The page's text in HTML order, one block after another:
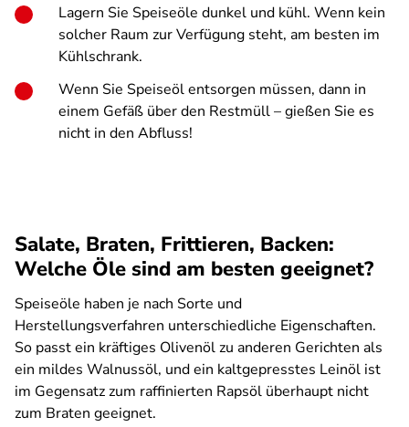
Lagern Sie Speiseöle dunkel und kühl. Wenn kein
solcher Raum zur Verfügung steht, am besten im
Kühlschrank.
Wenn Sie Speiseöl entsorgen müssen, dann in
einem Gefäß über den Restmüll – gießen Sie es
nicht in den Abfluss!
Salate, Braten, Frittieren, Backen:
Welche Öle sind am besten geeignet?
Speiseöle haben je nach Sorte und
Herstellungsverfahren unterschiedliche Eigenschaften.
So passt ein kräftiges Olivenöl zu anderen Gerichten als
ein mildes Walnussöl, und ein kaltgepresstes Leinöl ist
im Gegensatz zum raffinierten Rapsöl überhaupt nicht
zum Braten geeignet.